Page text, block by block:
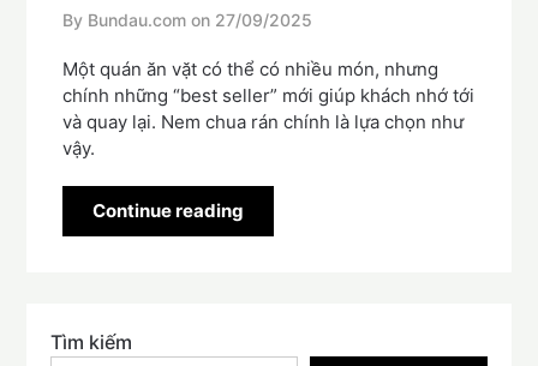
By Bundau.com on 27/09/2025
Một quán ăn vặt có thể có nhiều món, nhưng
chính những “best seller” mới giúp khách nhớ tới
và quay lại. Nem chua rán chính là lựa chọn như
vậy.
Continue reading
Tìm kiếm